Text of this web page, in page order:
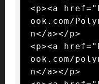
<p><a
ook.com/
n</a></p>
<p><a
ook.com/
n</a></p>